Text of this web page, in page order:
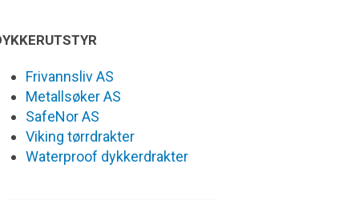
Frivannsliv AS
Metallsøker AS
SafeNor AS
Viking tørrdrakter
Waterproof dykkerdrakter